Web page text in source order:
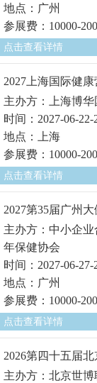
地点：广州
参展费：10000-
点击查看详情
2027上海国际健
主办方：上海博
时间：2027-06-22-
地点：上海
参展费：10000-
点击查看详情
2027第35届广州
主办方：中小企
年保健协会
时间：2027-06-27-
地点：广州
参展费：10000-
点击查看详情
2026第四十五届
主办方：北京世